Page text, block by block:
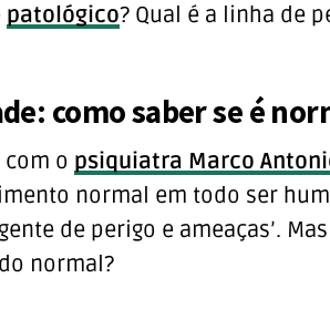
patológico? Qual é a linha de
como saber se é
com o psiquiatra Marco
normal em todo ser
de perigo e ameaças’.
normal?